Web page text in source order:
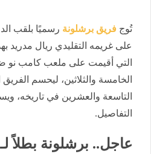
تُوج فريق برشلونة رسميًا بلقب
على غريمه التقليدي ريال مدريد
التي أقيمت على ملعب كامب نو
الخامسة والثلاثين، ليحسم الفريق
التاسعة والعشرين في تاريخه،
التفاصيل.
عاجل.. برشلونة بطلاً